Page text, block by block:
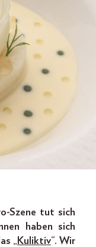
Szene tut sich
haben sich
„ Kuliktiv“. Wir